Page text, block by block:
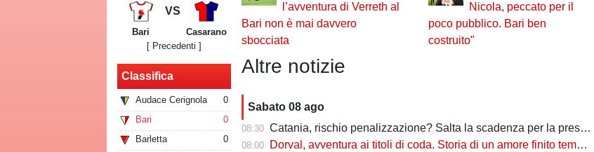
VS
Bari
Casarano
[ Precedenti ]
Classifica
Audace Cerignola
0
Bari
0
Barletta
0
l’avventura di Verreth al
Bari non è mai davvero
sbocciata
Nicola, peccato per il
poco pubblico. Bari ben
costruito"
Altre notizie
Sabato 08 ago
08:30 Catania, rischio penalizzazione? Salta la scadenza per la presentazione di fideiussione aggiuntiva
08:00 Dorval, avventura ai titoli di coda. Storia di un amore finito tempo fa